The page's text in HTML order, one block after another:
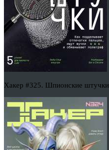
Хакер #325. Шпионские штучки